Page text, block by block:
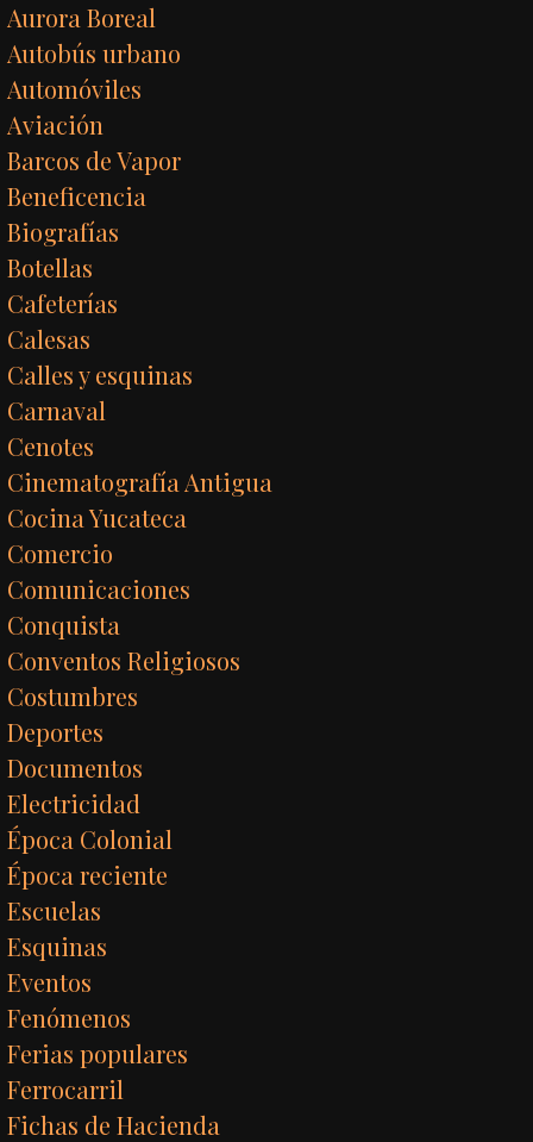
Aurora Boreal
Autobús urbano
Automóviles
Aviación
Barcos de Vapor
Beneficencia
Biografías
Botellas
Cafeterías
Calesas
Calles y esquinas
Carnaval
Cenotes
Cinematografía Antigua
Cocina Yucateca
Comercio
Comunicaciones
Conquista
Conventos Religiosos
Costumbres
Deportes
Documentos
Electricidad
Época Colonial
Época reciente
Escuelas
Esquinas
Eventos
Fenómenos
Ferias populares
Ferrocarril
Fichas de Hacienda